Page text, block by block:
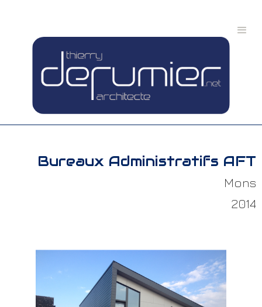
Bureaux Administratifs AFT
Mons
2014